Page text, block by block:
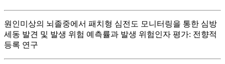
원인미상의 뇌졸중에서 패치형 심전도 모니터링을 통한 심방
세동 발견 및 발생 위험 예측률과 발생 위험인자 평가: 전향적
등록 연구